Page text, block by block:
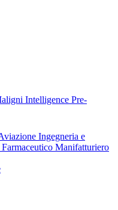
Intelligence Pre-
Ingegneria e
Farmaceutico Manifatturiero